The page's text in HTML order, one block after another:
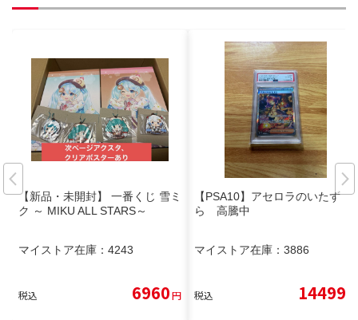
【新品・未開封】 一番くじ 雪ミ
ク ～ MIKU ALL STARS～
マイストア在庫： 4243
税込 6960円
【PSA10】アセロラのいたず
ら 高騰中
マイストア在庫： 3886
税込 14499